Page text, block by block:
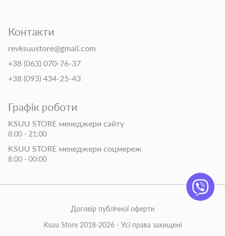
Контакти
revksuustore@gmail.com
+38 (063) 070-76-37
+38 (093) 434-25-43
Графік роботи
KSUU STORE менеджери сайту
8:00 - 21:00
KSUU STORE менеджери соцмереж
8:00 - 00:00
Ksuu Store 2018-2026 - Усі права захищені
Договір публічної оферти